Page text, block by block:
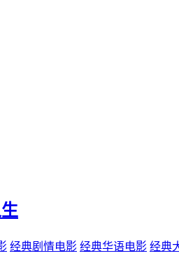
经典剧情电影 经典华语电影 经典